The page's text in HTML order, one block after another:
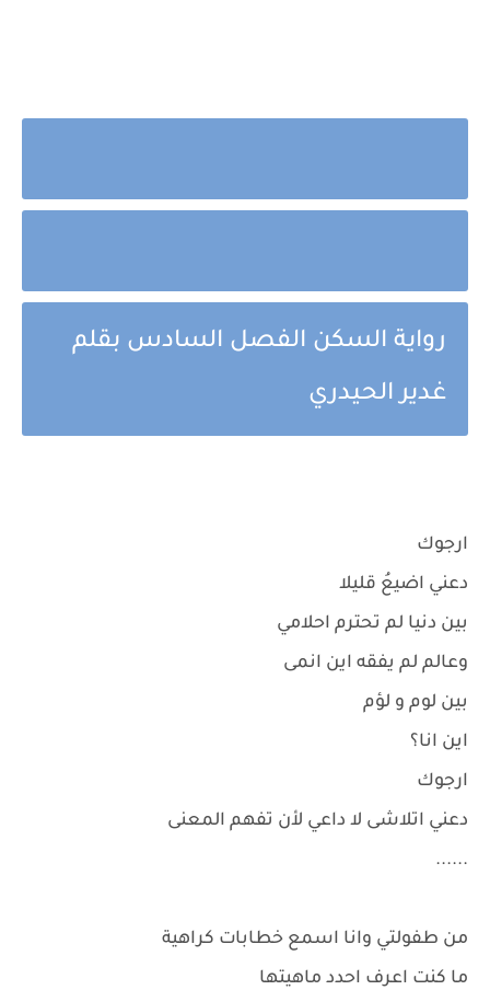
رواية السكن الفصل السادس بقلم
غدير الحيدري
ارجوك
دعني اضيعُ قليلا
بين دنيا لم تحترم احلامي
وعالم لم يفقه اين انمى
بين لوم و لؤم
اين انا؟
ارجوك
دعني اتلاشى لا داعي لأن تفهم المعنى
......
من طفولتي وانا اسمع خطابات كراهية
ما كنت اعرف احدد ماهيتها